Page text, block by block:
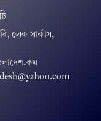
লেক সার্কাস,